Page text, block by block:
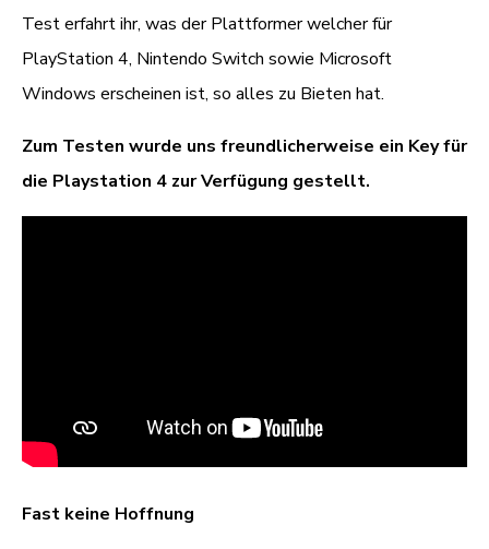
Test erfahrt ihr, was der Plattformer welcher für
PlayStation 4, Nintendo Switch sowie Microsoft
Windows erscheinen ist, so alles zu Bieten hat.
Zum Testen wurde uns freundlicherweise ein Key für
die Playstation 4 zur Verfügung gestellt.
Fast keine Hoffnung